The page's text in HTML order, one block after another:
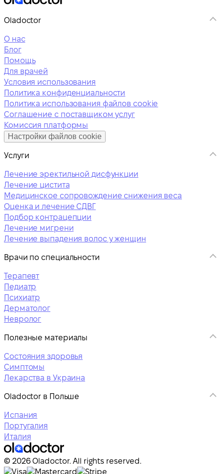
Oladoctor
О нас
Блог
Помощь
Для врачей
Условия использования
Политика конфиденциальности
Политика использования файлов cookie
Соглашение с поставщиком услуг
Комиссия платформы
Настройки файлов cookie
Услуги
Лечение эректильной дисфункции
Лечение цистита
Медицинское сопровождение снижения веса
Оценка и лечение СДВГ
Подбор контрацепции
Лечение мигрени
Лечение выпадения волос у женщин
Врачи по специальности
Терапевт
Педиатр
Психиатр
Дерматолог
Невролог
Полезные материалы
Состояния здоровья
Симптомы
Лекарства в Украина
Oladoctor в Польше
Испания
Португалия
Италия
© 2026 Oladoctor. All rights reserved.